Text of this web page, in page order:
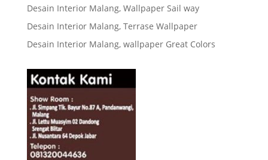
Desain Interior Malang, Wallpaper Sail way
Desain Interior Malang, Terrase Wallpaper
Desain Interior Malang, wallpaper Great Colors